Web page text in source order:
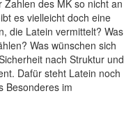
des MK so nicht an
es vielleicht doch eine
die Latein vermittelt? Was
Was wünschen sich
nach Struktur und
Dafür steht Latein noch
Besonderes im